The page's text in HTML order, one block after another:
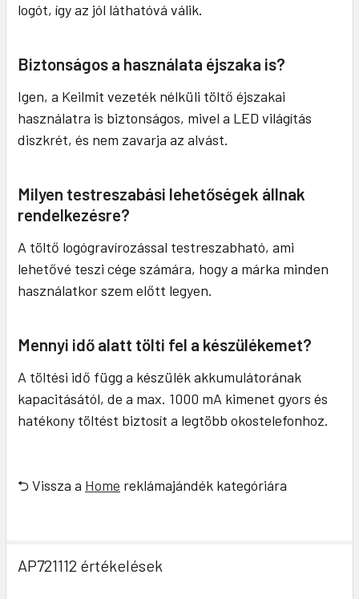
logót, így az jól láthatóvá válik.
Biztonságos a használata éjszaka is?
Igen, a Keilmit vezeték nélküli töltő éjszakai
használatra is biztonságos, mivel a LED világítás
diszkrét, és nem zavarja az alvást.
Milyen testreszabási lehetőségek állnak
rendelkezésre?
A töltő logógravírozással testreszabható, ami
lehetővé teszi cége számára, hogy a márka minden
használatkor szem előtt legyen.
Mennyi idő alatt tölti fel a készülékemet?
A töltési idő függ a készülék akkumulátorának
kapacitásától, de a max. 1000 mA kimenet gyors és
hatékony töltést biztosít a legtöbb okostelefonhoz.
⮌ Vissza a Home reklámajándék kategóriára
AP721112 értékelések